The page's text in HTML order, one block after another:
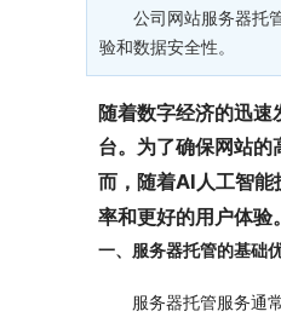
公司网站服务器托
验和数据安全性。
随着数字经济的迅
台。为了确保网站
而，随着AI人工智能
率和更好的用户体验
一、服务器托管的基础
服务器托管服务通